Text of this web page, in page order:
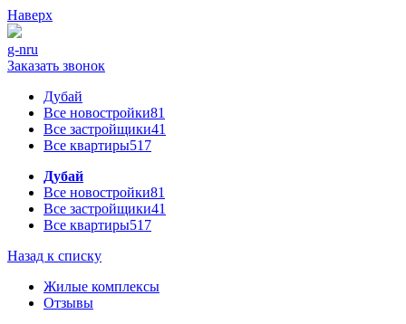
Наверх
g-nru
Заказать звонок
Дубай
Все новостройки81
Все застройщики41
Все квартиры517
Дубай
Все новостройки81
Все застройщики41
Все квартиры517
Назад к списку
Жилые комплексы
Отзывы